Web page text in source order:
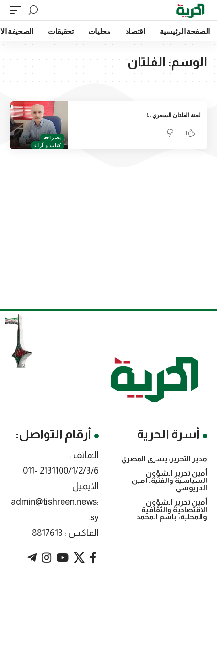
الصفحة الرئيسية اقتصاد محليات تحقيقات الصحيفة
الوسم: الفلتان
بصراحة
كتاب و آراء
لعنة الفلتان السعري ..!
1
أسرة الحرية
مدير التحرير: يسرى المصري
أمين تحرير الشؤون
السياسية والفنية: أمين
الدريوسي
أمين تحرير الشؤون
الاقتصادية والثقافية
والمحلية: باسم المحمد
أرقام التواصل:
الهاتف :
2131100/1/2/3/6 -011
الايميل
:admin@tishreen.news
.sy
الفاكس : 8817613